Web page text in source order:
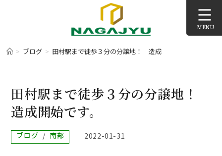
MENU
> ブログ > 田村駅まで徒歩３分の分譲地！ 造成開始です。
田村駅まで徒歩３分の分譲地！
造成開始です。
投
稿
ブログ / 南部
投
2022-01-31